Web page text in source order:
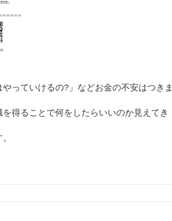
っていけるの?」などお金の不安はつきま
得ることで何をしたらいいのか見えてき